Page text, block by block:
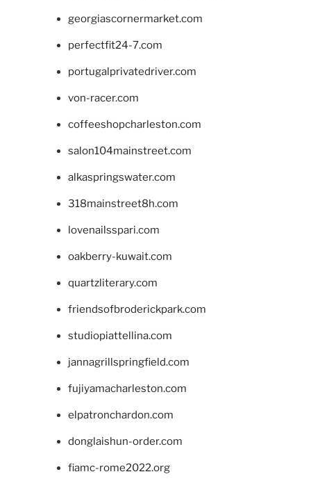
georgiascornermarket.com
perfectfit24-7.com
portugalprivatedriver.com
von-racer.com
coffeeshopcharleston.com
salon104mainstreet.com
alkaspringswater.com
318mainstreet8h.com
lovenailsspari.com
oakberry-kuwait.com
quartzliterary.com
friendsofbroderickpark.com
studiopiattellina.com
jannagrillspringfield.com
fujiyamacharleston.com
elpatronchardon.com
donglaishun-order.com
fiamc-rome2022.org